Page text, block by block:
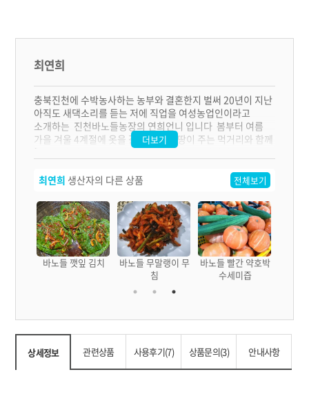
최연희
충북진천에 수박농사하는 농부와 결혼한지 벌써 20년이 지난
아직도 새댁소리를 듣는 저에 직업을 여성농업인이라고
소개하는 진천바노들농장의 연희언니 입니다 봄부터 여름
가을 겨울 4계절에 옷을 갈아 입으며 땅이 주는 먹거리와 함께
좋은 이웃과 고객님들과 소통하며 로컬푸드먹거리를
매달 텃밭채소와 김장채소 겨울먹거리인 콩농사로 청국장
친정언니 같은 인심과 정성을 담은 소박한 음식들을 만들어
가고 있는 바노들입니다 생생한 농장 소식도 sns통해
소통하며 믿음과 신뢰를 중요시 여기며 텃밭공동체와
진천여농언니들과 함께 힘차게 살아내고 있습니다 집밥을
나눠 먹듯 온정이 가득한 먹거리를 선물드리겠습니다
더보기
최연희 생산자의 다른 상품 전체보기
바노들 깻잎 김치
바노들 무말랭이 무
침
바노들 빨간 약호박
수세미즙
상세정보 관련상품 사용후기(7) 상품문의(3) 안내사항